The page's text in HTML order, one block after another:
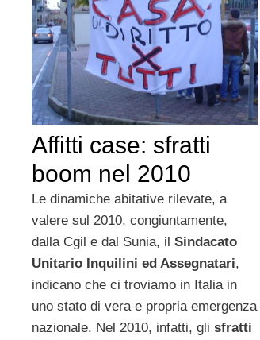
Affitti case: sfratti
boom nel 2010
Le dinamiche abitative rilevate, a
valere sul 2010, congiuntamente,
dalla Cgil e dal Sunia, il Sindacato
Unitario Inquilini ed Assegnatari,
indicano che ci troviamo in Italia in
uno stato di vera e propria emergenza
nazionale. Nel 2010, infatti, gli sfratti